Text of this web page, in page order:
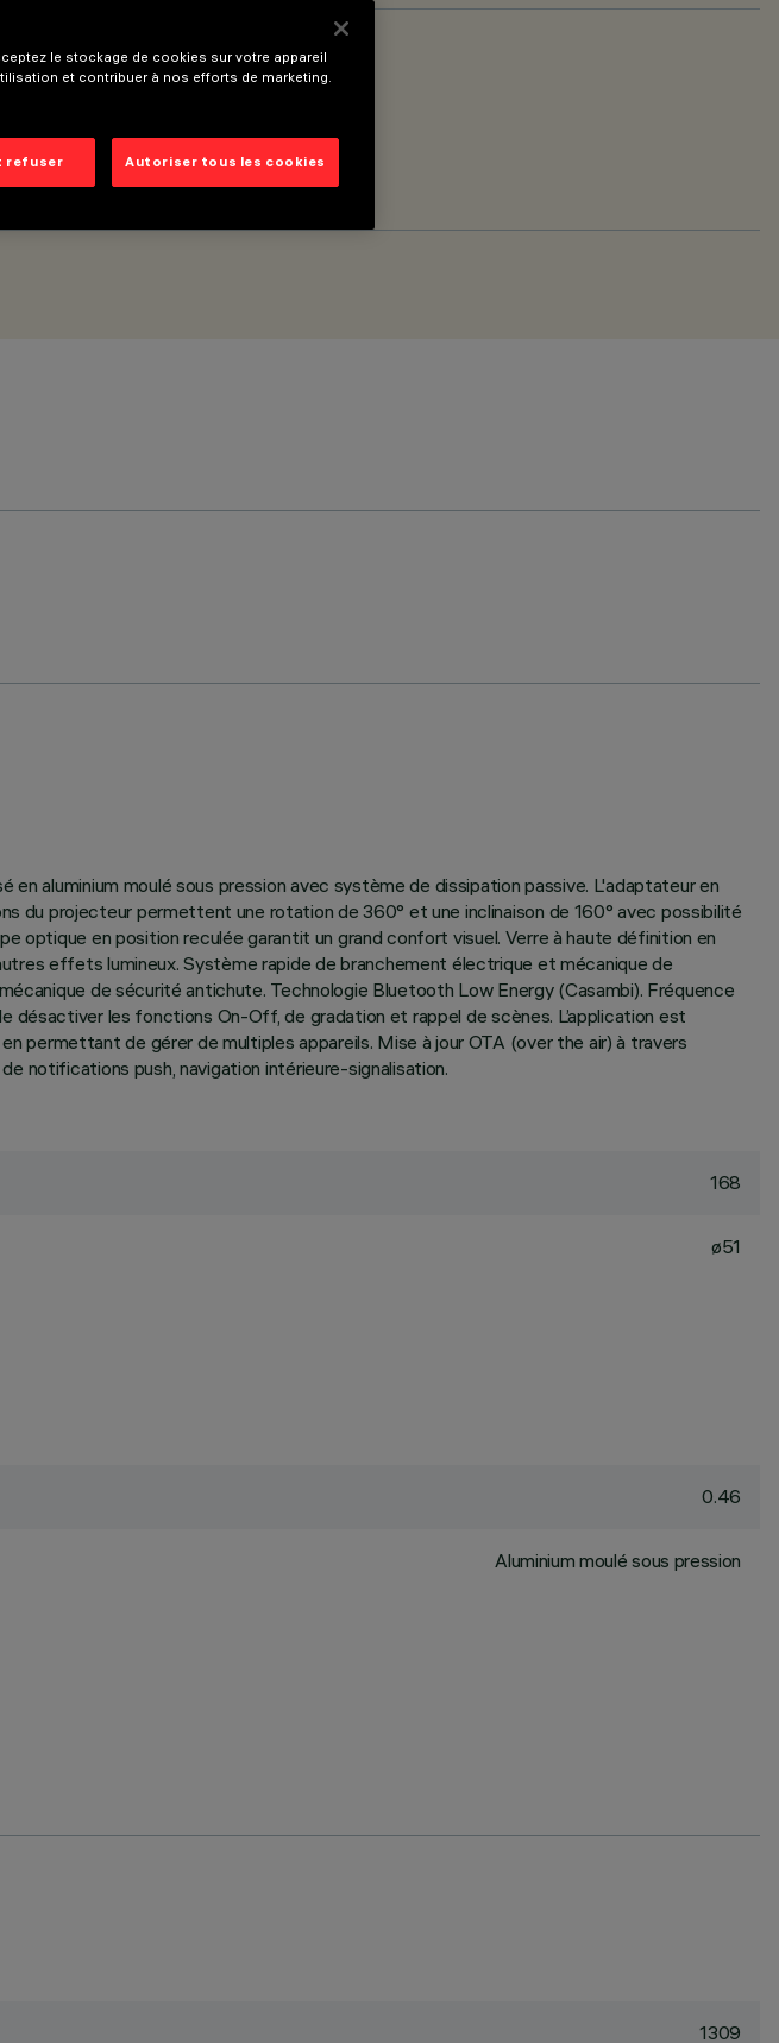
aluminium moulé sous pression avec système de dissipation passive. L'adaptateur en
du projecteur permettent une rotation de 360° et une inclinaison de 160° avec possibilité
optique en position reculée garantit un grand confort visuel. Verre à haute définition en
effets lumineux. Système rapide de branchement électrique et mécanique de
de sécurité antichute. Technologie Bluetooth Low Energy (Casambi). Fréquence
désactiver les fonctions On-Off, de gradation et rappel de scènes. L’application est
permettant de gérer de multiples appareils. Mise à jour OTA (over the air) à travers
notifications push, navigation intérieure-signalisation.
168
ø51
0.46
Aluminium moulé sous pression
1309
le stockage de cookies sur votre appareil
et contribuer à nos efforts de marketing.
refuser Autoriser tous les cookies